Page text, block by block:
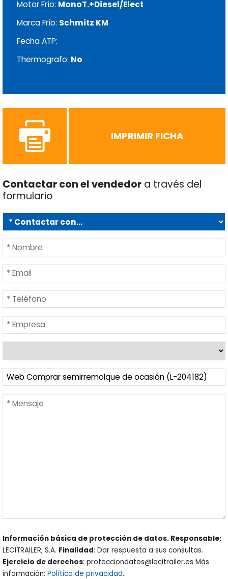
Motor Frío: MonoT.+Diesel/Elect
Marca Frío: Schmitz KM
Fecha ATP:
Thermografo: No
IMPRIMIR FICHA
Contactar con el vendedor a través del
formulario
Información básica de protección de datos. Responsable:
LECITRAILER, S.A. Finalidad: Dar respuesta a sus consultas.
Ejercicio de derechos: protecciondatos@lecitrailer.es Más
información: Política de privacidad.